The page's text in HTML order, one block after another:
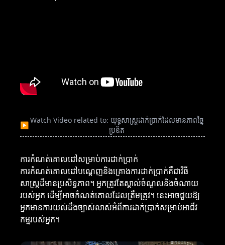
▶
Watch Video related to: យុទ្ធសាស្ត្រដាក់ប្រាក់ដែលមានភាពច្នៃ
ប្រឌិត
ការកំណត់គោលដៅសម្រាប់ការដាក់ប្រាក់
ការកំណត់គោលដៅបណ្តេញនិងគ្រោងការដាក់ប្រាក់គឺជាវិធី
សាស្ត្រដ៏មានប្រសិទ្ធភាព។ អ្នកត្រូវតែស្គាល់ចំណូលនិងចំណាយ
របស់អ្នក ដើម្បីអាចកំណត់គោលដែលត្រឹមត្រូវ។ នេះអាចជួយឱ្យ
អ្នកមានការយល់ដឹងច្បាស់លាស់អំពីការដាក់ប្រាក់សម្រាប់អាជីវ
កម្មរបស់អ្នក។